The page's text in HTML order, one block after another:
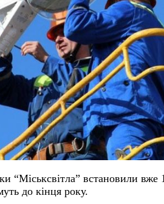
“Міськсвітла” встановили
до кінця року.